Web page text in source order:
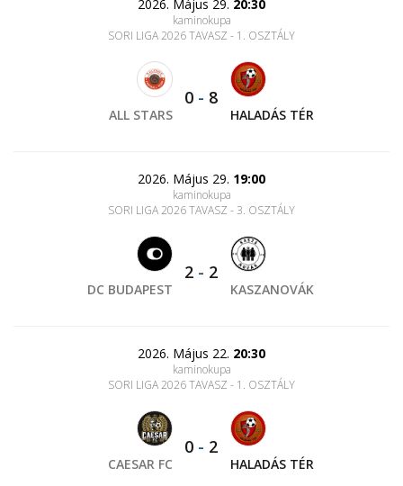
2026. Május 29. 20:30
kaminokupa
SORI LIGA 2026 TAVASZ - 1. OSZTÁLY
ALL STARS
0 - 8
HALADÁS TÉR
2026. Május 29. 19:00
kaminokupa
SORI LIGA 2026 TAVASZ - 3. OSZTÁLY
DC BUDAPEST
2 - 2
KASZANOVÁK
2026. Május 22. 20:30
kaminokupa
SORI LIGA 2026 TAVASZ - 1. OSZTÁLY
CAESAR FC
0 - 2
HALADÁS TÉR